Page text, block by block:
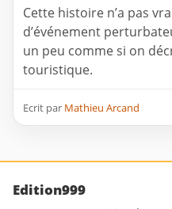
Cette histoire n’a pas
d’événement
un peu comme si on
touristique.
Ecrit par Mathieu Arcand
Edition999